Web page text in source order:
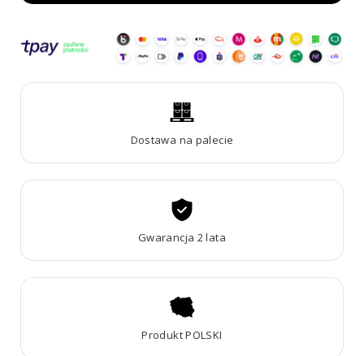
Corten
LARGO
Dostawa na palecie
Gwarancja 2 lata
Produkt POLSKI